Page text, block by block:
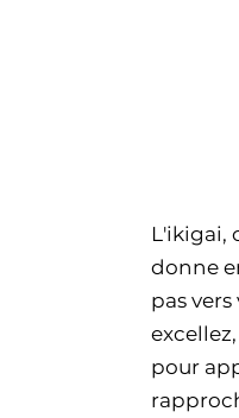
L'ikigai,
donne
pas
pour